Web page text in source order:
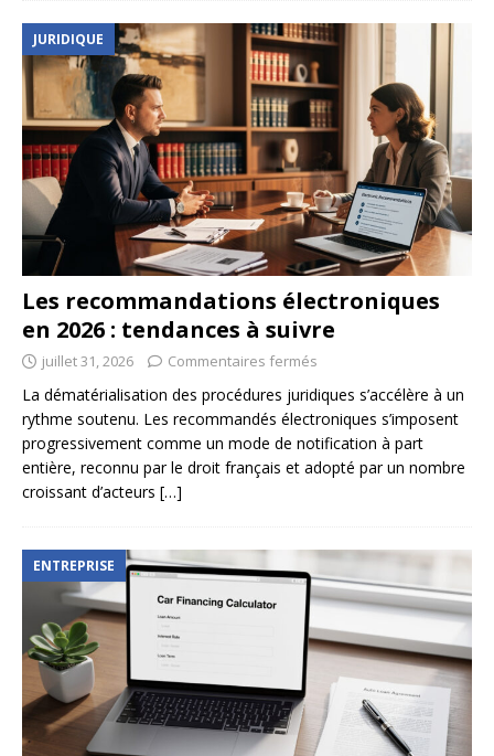
JURIDIQUE
Les recommandations électroniques
en 2026 : tendances à suivre
juillet 31, 2026 Commentaires fermés
La dématérialisation des procédures juridiques s’accélère à un
rythme soutenu. Les recommandés électroniques s’imposent
progressivement comme un mode de notification à part
entière, reconnu par le droit français et adopté par un nombre
croissant d’acteurs […]
ENTREPRISE